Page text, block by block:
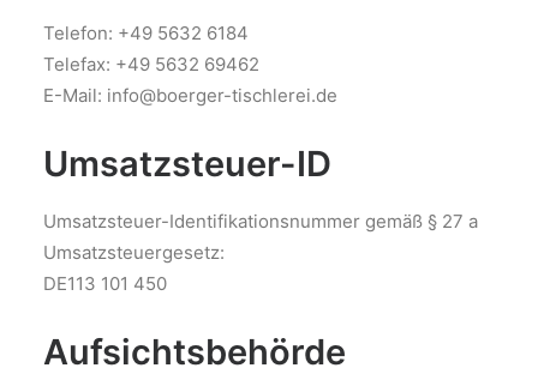
Telefon: +49 5632 6184
Telefax: +49 5632 69462
E-Mail: info@boerger-tischlerei.de
Umsatzsteuer-ID
Umsatzsteuer-Identifikationsnummer gemäß § 27 a
Umsatzsteuergesetz:
DE113 101 450
Aufsichtsbehörde